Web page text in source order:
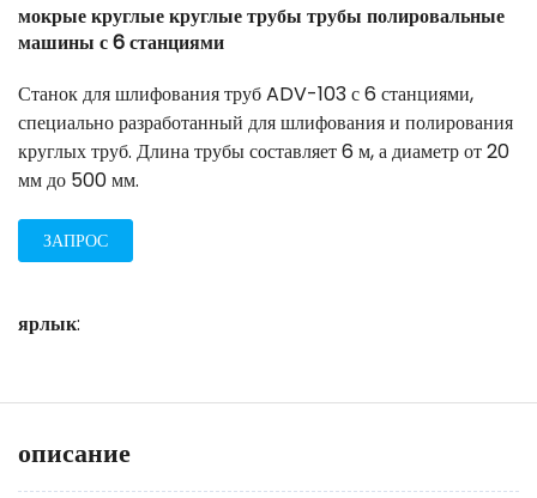
мокрые круглые круглые трубы трубы полировальные
машины с 6 станциями
Станок для шлифования труб ADV-103 с 6 станциями,
специально разработанный для шлифования и полирования
круглых труб. Длина трубы составляет 6 м, а диаметр от 20
мм до 500 мм.
ЗАПРОС
ярлык:
описание